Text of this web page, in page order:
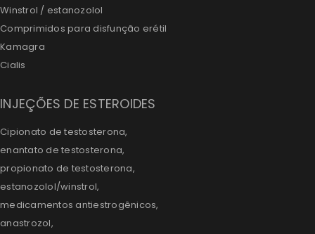
Winstrol / estanozolol
Comprimidos para disfunção erétil
Kamagra
Cialis
INJEÇÕES DE ESTEROIDES
Cipionato de testosterona,
enantato de testosterona,
propionato de testosterona,
estanozolol/winstrol,
medicamentos antiestrogênicos,
anastrozol,